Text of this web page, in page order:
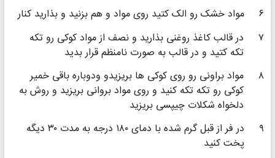
۶
مواد خشک رو الک کتید روی مواد و هم بزنید و بذارید کنار
۷
در قالب کاغذ روغنی بذارید و نصف از مواد کوکی رو تکه
تکه کتید و در قالب به صورت نامنظم قرار بدید
۸
مواد براونی رو روی کوکی ها بریزیدو ودوباره باقی خمیر
کوکی رو تکه تکه کنید و روی مواد بروانی بریزید و روش به
دلخواه شکلات چیپسی بریزید
۹
در فر از قبل گرم شده با دمای ۱۸۰ درجه به مدت ۳۰ دیگه
پخت کنید